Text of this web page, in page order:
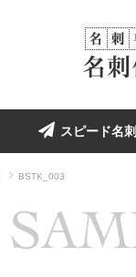
スピード名刺
BSTK_003